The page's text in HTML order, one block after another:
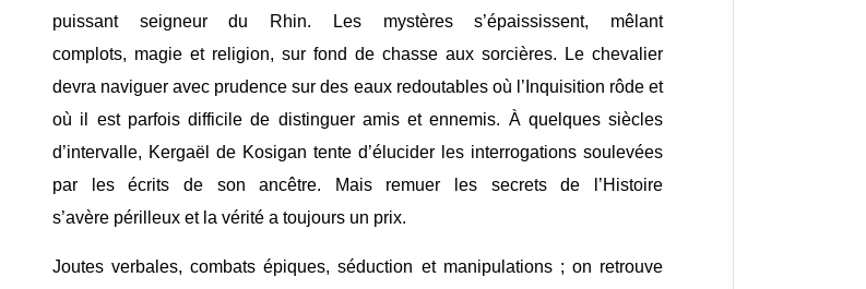
puissant seigneur du Rhin. Les mystères s’épaississent, mêlant
complots, magie et religion, sur fond de chasse aux sorcières. Le chevalier
devra naviguer avec prudence sur des eaux redoutables où l’Inquisition rôde et
où il est parfois difficile de distinguer amis et ennemis. À quelques siècles
d’intervalle, Kergaël de Kosigan tente d’élucider les interrogations soulevées
par les écrits de son ancêtre. Mais remuer les secrets de l’Histoire
s’avère périlleux et la vérité a toujours un prix.
Joutes verbales, combats épiques, séduction et manipulations ; on retrouve